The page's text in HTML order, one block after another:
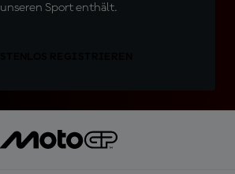
unseren Sport enthält.